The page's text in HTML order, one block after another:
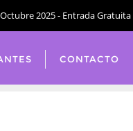
2025 - Entrada Gratuita
CONTACTO